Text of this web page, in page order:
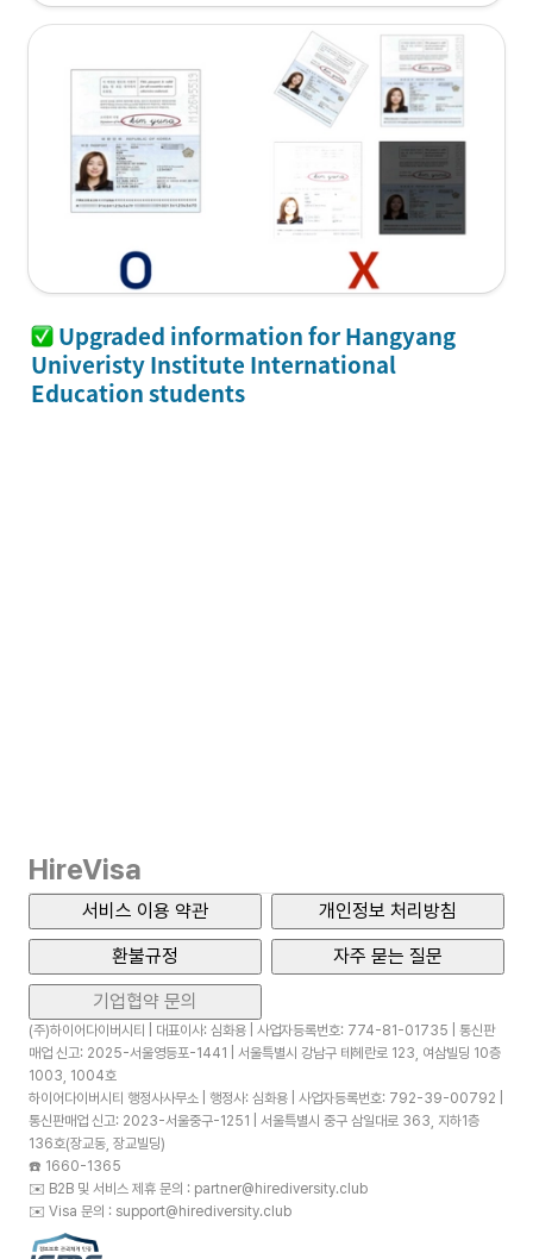
Upgraded information for Hangyang
Univeristy Institute International
Education students
HireVisa
서비스 이용 약관
개인정보 처리방침
환불규정
자주 묻는 질문
기업협약 문의
(주)하이어다이버시티 | 대표이사: 심화용 | 사업자등록번호: 774-81-01735 | 통신판
매업 신고: 2025-서울영등포-1441 | 서울특별시 강남구 테헤란로 123, 여삼빌딩 10층
1003, 1004호
하이어다이버시티 행정사사무소 | 행정사: 심화용 | 사업자등록번호: 792-39-00792 |
통신판매업 신고: 2023-서울중구-1251 | 서울특별시 중구 삼일대로 363, 지하1층
136호(장교동, 장교빌딩)
☎️ 1660-1365
✉️ B2B 및 서비스 제휴 문의 : partner@hirediversity.club
✉️ Visa 문의 : support@hirediversity.club